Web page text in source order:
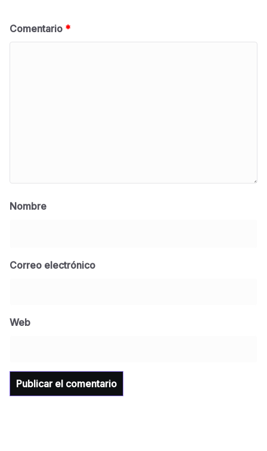
Comentario *
Nombre
Correo electrónico
Web
para la Universidad y para el municipio